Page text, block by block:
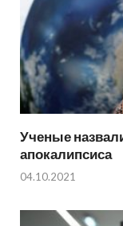
Ученые
апокалипсиса
04.10.2021